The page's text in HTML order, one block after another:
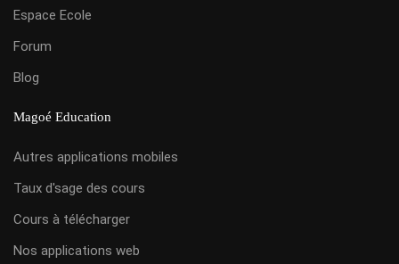
Espace Ecole
Forum
Blog
Magoé Education
Autres applications mobiles
Taux d'sage des cours
Cours à télécharger
Nos applications web